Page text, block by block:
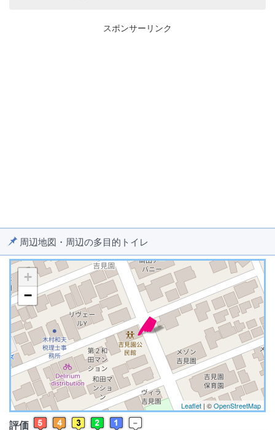
スポンサーリンク
周辺地図・周辺の多目的トイレ
※ マップを検索、表示中です ※
+
−
Leaflet | ©OpenStreetMap
評価